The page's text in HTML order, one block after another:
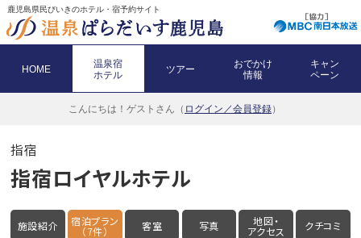
鹿児島県民びいきのホテル・宿予約サイト
HOME
温泉宿
ホテル
ツアー
おでかけ
情報
キャン
ペーン
こんにちは！ ゲストさん（ ログイン／会員登録）
指宿
指宿ロイヤルホテル
施設紹介 宿泊プラン
（7件） 客室 写真 地図・
アクセス クチコミ